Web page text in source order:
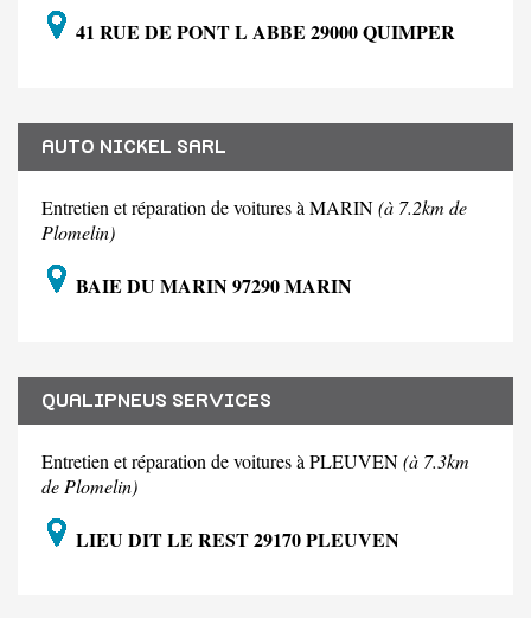
41 RUE DE PONT L ABBE 29000 QUIMPER
AUTO NICKEL SARL
Entretien et réparation de voitures à MARIN(à 7.2km de
Plomelin)
BAIE DU MARIN 97290 MARIN
QUALIPNEUS SERVICES
Entretien et réparation de voitures à PLEUVEN(à 7.3km
de Plomelin)
LIEU DIT LE REST 29170 PLEUVEN